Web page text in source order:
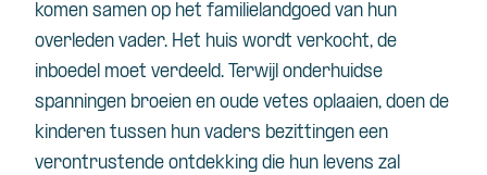
komen samen op het familielandgoed van hun
overleden vader. Het huis wordt verkocht, de
inboedel moet verdeeld. Terwijl onderhuidse
spanningen broeien en oude vetes oplaaien, doen de
kinderen tussen hun vaders bezittingen een
verontrustende ontdekking die hun levens zal